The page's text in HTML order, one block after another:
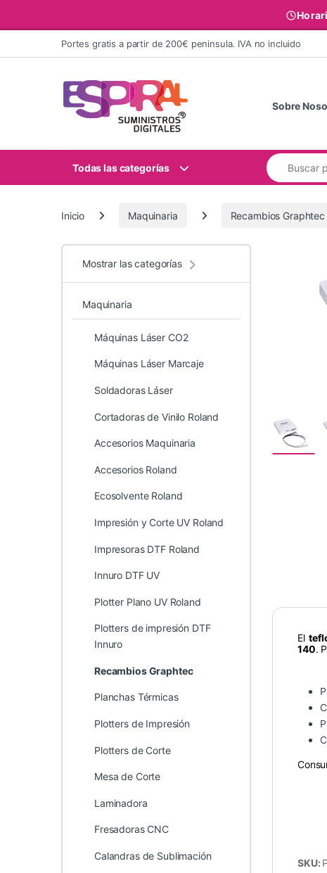
Ir al contenidoPortes gratis a partir de 200€ peninsula. IVA no incluido
Sobre
Todas las categorías
Buscar:
Inicio Maquinaria Recambios Graphtec
El
140.
SKU:
Mostrar las categorías
Maquinaria
Máquinas Láser CO2
Máquinas Láser Marcaje
Soldadoras Láser
Cortadoras de Vinilo Roland
Accesorios Maquinaria
Accesorios Roland
Ecosolvente Roland
Impresión y Corte UV Roland
Impresoras DTF Roland
Innuro DTF UV
Plotter Plano UV Roland
Plotters de impresión DTF
Innuro
Recambios Graphtec
Planchas Térmicas
Plotters de Impresión
Plotters de Corte
Mesa de Corte
Laminadora
Fresadoras CNC
Calandras de Sublimación